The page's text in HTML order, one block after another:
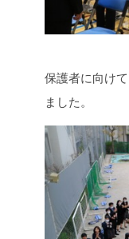
保護者に向け
ました。